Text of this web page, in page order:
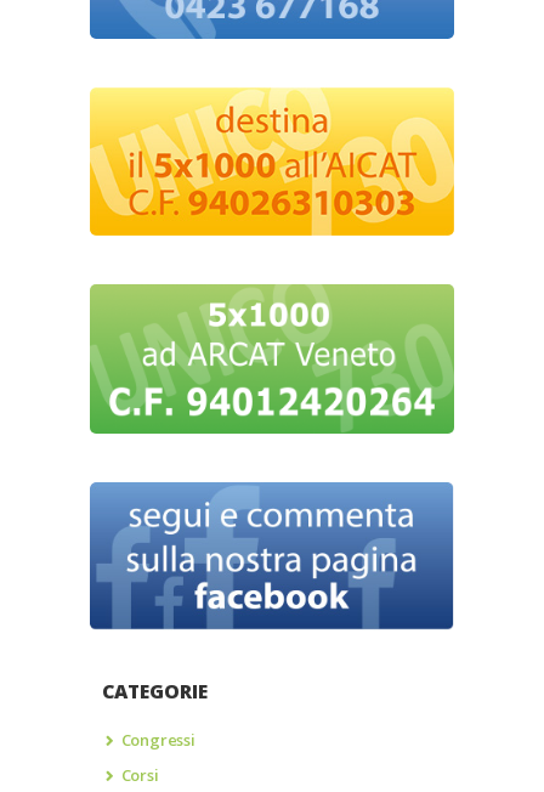
CATEGORIE
Congressi
Corsi